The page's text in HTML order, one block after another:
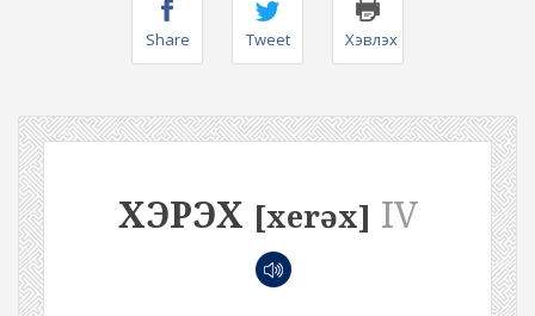
Share Tweet Хэвлэх
ХЭРЭХ [xerəx] IV